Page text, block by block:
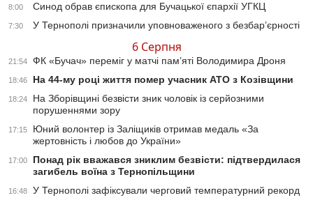
8:00 Синод обрав єпископа для Бучацької єпархії УГКЦ
7:30 У Тернополі призначили уповноваженого з безбар’єрності
6 Серпня
21:54 ФК «Бучач» переміг у матчі пам’яті Володимира Дроня
18:46 На 44-му році життя помер учасник АТО з Козівщини
18:24
На Зборівщині безвісти зник чоловік із серйозними
порушеннями зору
17:15
Юний волонтер із Заліщиків отримав медаль «За
жертовність і любов до України»
17:00
Понад рік вважався зниклим безвісти: підтвердилася
загибель воїна з Тернопільщини
16:48 У Тернополі зафіксували черговий температурний рекорд